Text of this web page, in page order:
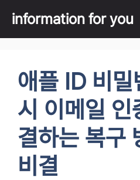
content
information for you
애플 ID 비밀
시 이메일 인
결하는 복구
비결